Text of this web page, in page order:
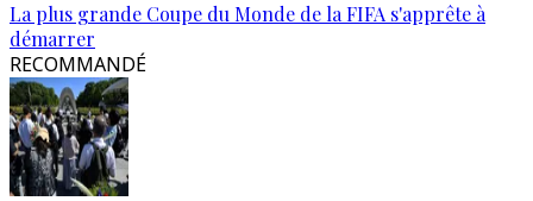
La plus grande Coupe du Monde de la FIFA s'apprête à
démarrer
RECOMMANDÉ